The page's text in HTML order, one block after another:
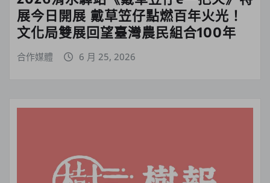
展今日開展 戴草笠仔點燃百年火光！
文化局雙展回望臺灣農民組合100年
合作媒體 6 月 25, 2026